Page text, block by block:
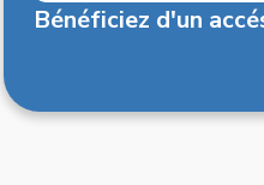
Bénéficiez d'un